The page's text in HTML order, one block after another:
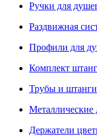
Ручки для
Раздвижная
Профили для
Комплект
Трубы и штанги
Металлические
Держатели